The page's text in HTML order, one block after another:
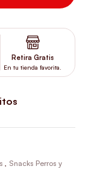
Retira Gratis
En tu tienda favorita.
, Snacks Perros y